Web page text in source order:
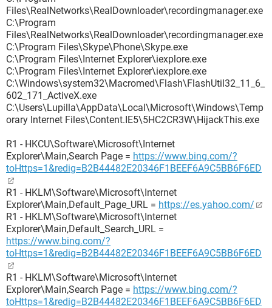
Files\RealNetworks\RealDownloader\recordingmanager.exe
C:\Program
Files\RealNetworks\RealDownloader\recordingmanager.exe
C:\Program Files\Skype\Phone\Skype.exe
C:\Program Files\Internet Explorer\iexplore.exe
C:\Program Files\Internet Explorer\iexplore.exe
C:\Windows\system32\Macromed\Flash\FlashUtil32_11_6_
602_171_ActiveX.exe
C:\Users\Lupilla\AppData\Local\Microsoft\Windows\Temp
orary Internet Files\Content.IE5\5HC2CR3W\HijackThis.exe
R1 - HKCU\Software\Microsoft\Internet
Explorer\Main,Search Page = https://www.bing.com/?
toHttps=1&redig=B2B44482E20346F1BEEF6A9C5BB6F6ED
R1 - HKLM\Software\Microsoft\Internet
Explorer\Main,Default_Page_URL = https://es.yahoo.com/
R1 - HKLM\Software\Microsoft\Internet
Explorer\Main,Default_Search_URL =
https://www.bing.com/?
toHttps=1&redig=B2B44482E20346F1BEEF6A9C5BB6F6ED
R1 - HKLM\Software\Microsoft\Internet
Explorer\Main,Search Page = https://www.bing.com/?
toHttps=1&redig=B2B44482E20346F1BEEF6A9C5BB6F6ED